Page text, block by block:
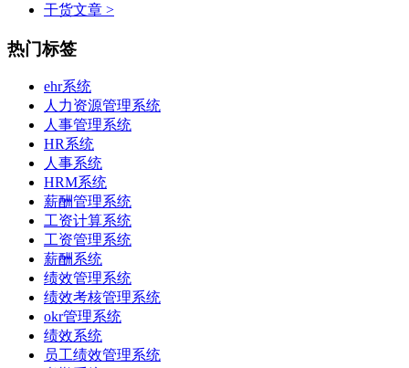
干货文章 >
热门标签
ehr系统
人力资源管理系统
人事管理系统
HR系统
人事系统​
HRM系统
薪酬管理系统
工资计算系统
工资管理系统
薪酬系统
绩效管理系统
绩效考核管理系统
okr管理系统
绩效系统
员工绩效管理系统